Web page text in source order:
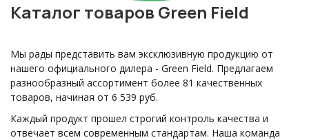
Каталог товаров Green Field
Мы рады представить вам эксклюзивную продукцию от
нашего официального дилера - Green Field. Предлагаем
разнообразный ассортимент более 81 качественных
товаров, начиная от 6 539 руб.
Каждый продукт прошел строгий контроль качества и
отвечает всем современным стандартам. Наша команда